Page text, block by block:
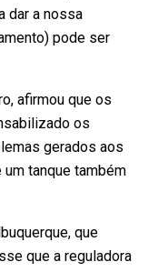
dar a nossa
pode ser
afirmou que os
os
gerados aos
tanque também
que
que a reguladora